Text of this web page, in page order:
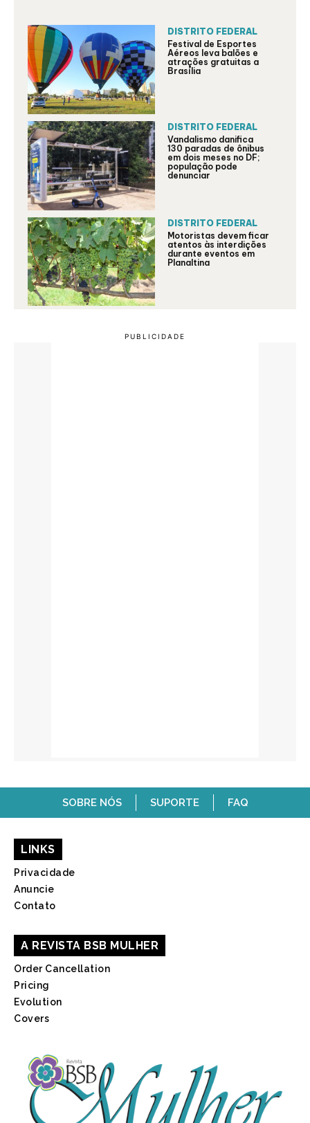
DISTRITO FEDERAL
Festival de Esportes
Aéreos leva balões e
atrações gratuitas a
Brasília
DISTRITO FEDERAL
Vandalismo danifica
130 paradas de ônibus
em dois meses no DF;
população pode
denunciar
DISTRITO FEDERAL
Motoristas devem ficar
atentos às interdições
durante eventos em
Planaltina
SOBRE NÓS SUPORTE FAQ
LINKS
Privacidade
Anuncie
Contato
A REVISTA BSB MULHER
Order Cancellation
Pricing
Evolution
Covers